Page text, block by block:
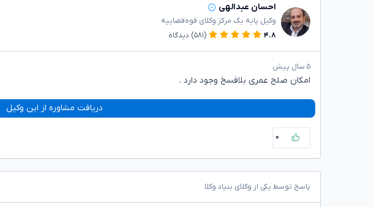
احسان عبدالهی
وکیل پایه یک مرکز وکلای قوه‌قضاییه
۴.۸
(۵۸۱) دیدگاه
۵ سال پیش
امکان صلح عمری بلافسخ وجود دارد .
دریافت مشاوره از این وکیل
۰
پاسخ توسط یکی از وکلای بنیاد وکلا